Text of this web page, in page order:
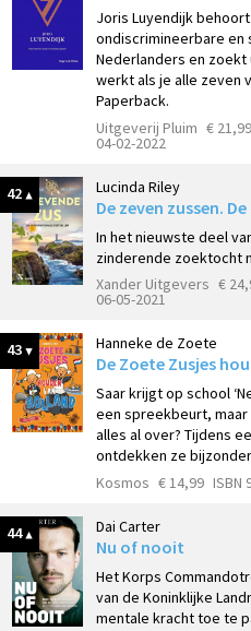
Joris Luyendijk
ondiscrimineerbare en
Nederlanders en
werkt als je alle zeven
Paperback.
Uitgeverij Pluim € 21,99
04-02-2022
42 Lucinda Riley
De zeven zussen.
In het nieuwste deel
zinderende zoektocht
Xander Uitgevers €
06-05-2021
43 Hanneke de Zoete
De Zoete Zusjes
Saar krijgt op school
een spreekbeurt,
alles al over? Tijdens
ontdekken ze
Kosmos € 14,99 ISBN
44 Dai Carter
Nu of nooit
Het Korps
van de Koninklijke
mentale kracht toe te